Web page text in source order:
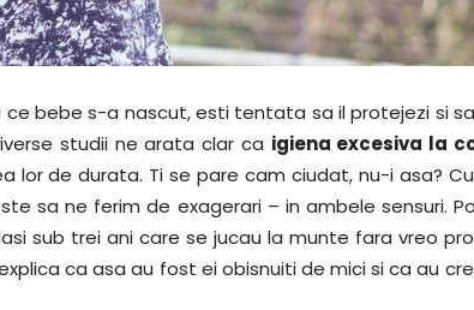
bebe s-a nascut, esti tentata sa il protejezi si
studii ne arata clar ca igiena excesiva la
de durata. Ti se pare cam ciudat, nu-i asa?
sa ne ferim de exagerari – in ambele sensuri.
sub trei ani care se jucau la munte fara vreo
ca asa au fost ei obisnuiti de mici si ca au